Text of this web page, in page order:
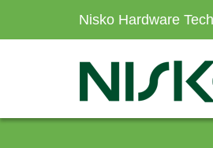
Nisko Hardware